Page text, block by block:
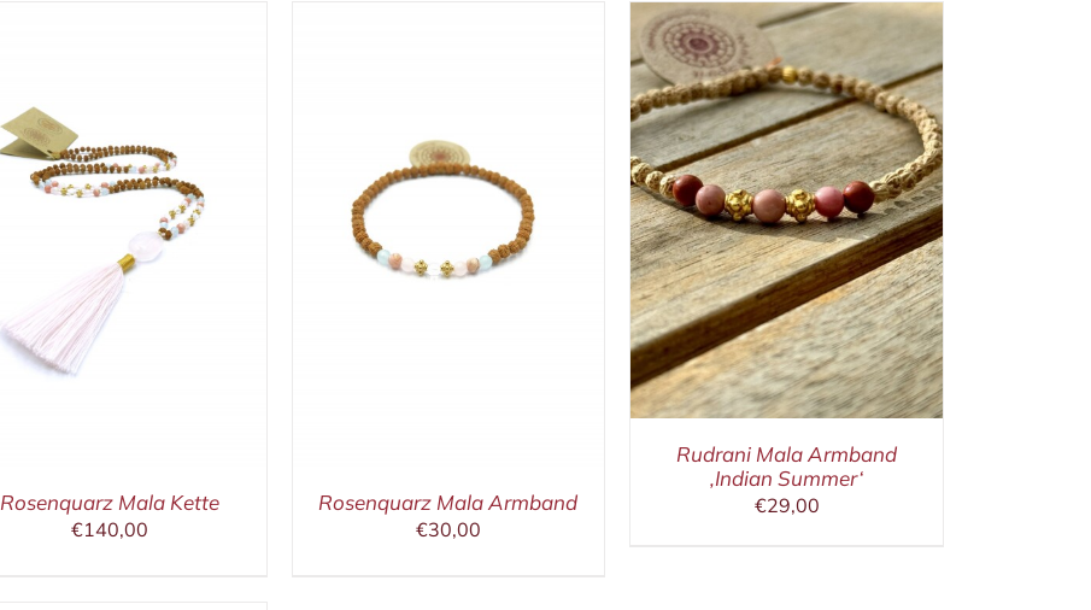
Rosenquarz Mala Kette
€140,00
IN DEN WARENKORB
DETAILS
Rosenquarz Mala Armband
€30,00
IN DEN WARENKORB
Rudrani Mala Armband
‚Indian Summer‘
€29,00